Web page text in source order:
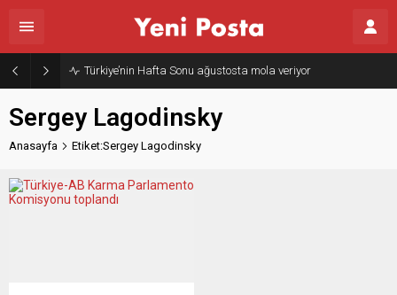
Türkiye’nin Hafta Sonu ağustosta mola veriyor
Sergey Lagodinsky
Anasayfa Etiket:Sergey Lagodinsky